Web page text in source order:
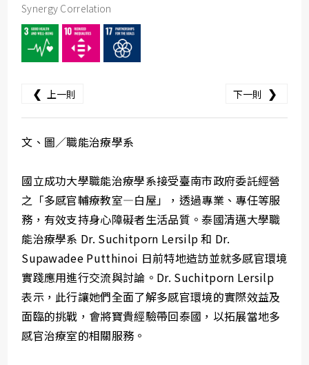
Synergy Correlation
❮ 上一則 下一則 ❯
文、圖／職能治療學系
國立成功大學職能治療學系接受臺南市政府委託經營
之「多感官輔療教室—白屋」，透過專業、專任等服
務，有效支持身心障礙者生活品質。泰國清邁大學職
能治療學系 Dr. Suchitporn Lersilp 和 Dr.
Supawadee Putthinoi 日前特地造訪並就多感官環境
實踐應用進行交流與討論。Dr. Suchitporn Lersilp
表示，此行讓她們全面了解多感官環境的實際效益及
面臨的挑戰，會將寶貴經驗帶回泰國，以拓展當地多
感官治療室的相關服務。